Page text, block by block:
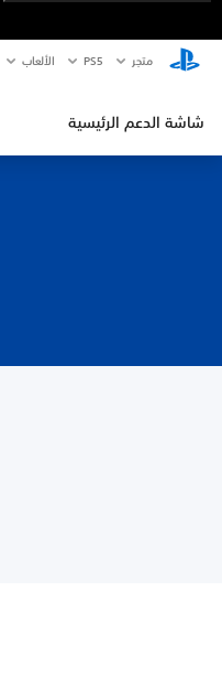
متجر PS5‏ الألعاب
شاشة الدعم الرئيسية